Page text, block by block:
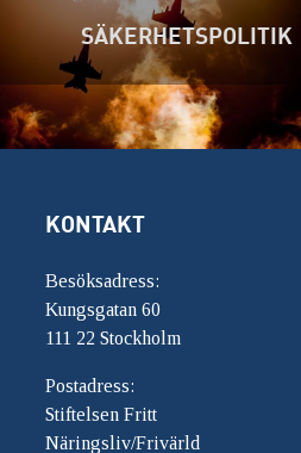
SÄKERHETSPOLITIK
KONTAKT
Besöksadress:
Kungsgatan 60
111 22 Stockholm
Postadress:
Stiftelsen Fritt
Näringsliv/Frivärld